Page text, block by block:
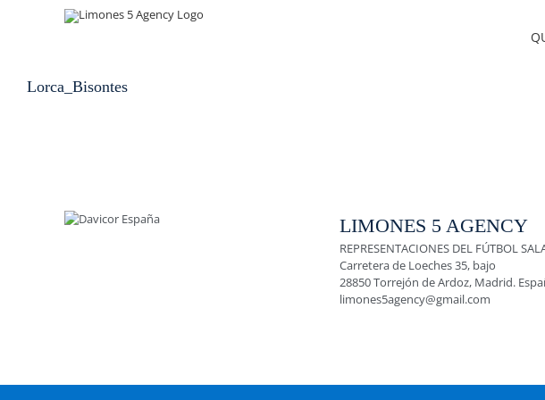
Lorca_Bisontes
LIMONES 5 AGENCY
REPRESENTACIONES DEL FÚTBOL
Carretera de Loeches 35, bajo
28850 Torrejón de Ardoz, Madrid.
limones5agency@gmail.com